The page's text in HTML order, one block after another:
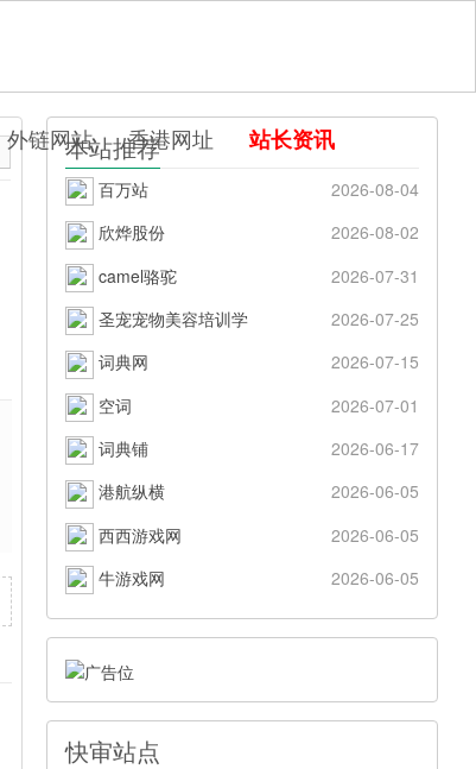
外链网站 香港网址 站长资讯
本站推荐
百万站
2026-08-04
欣烨股份
2026-08-02
camel骆驼
2026-07-31
圣宠宠物美容培训学
2026-07-25
词典网
2026-07-15
空词
2026-07-01
词典铺
2026-06-17
港航纵横
2026-06-05
西西游戏网
2026-06-05
牛游戏网
2026-06-05
快审站点